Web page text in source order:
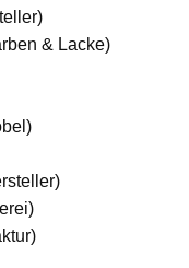
& Lacke)